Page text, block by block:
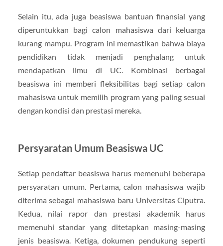
Selain itu, ada juga beasiswa bantuan finansial yang
diperuntukkan bagi calon mahasiswa dari keluarga
kurang mampu. Program ini memastikan bahwa biaya
pendidikan tidak menjadi penghalang untuk
mendapatkan ilmu di UC. Kombinasi berbagai
beasiswa ini memberi fleksibilitas bagi setiap calon
mahasiswa untuk memilih program yang paling sesuai
dengan kondisi dan prestasi mereka.
Persyaratan Umum Beasiswa UC
Setiap pendaftar beasiswa harus memenuhi beberapa
persyaratan umum. Pertama, calon mahasiswa wajib
diterima sebagai mahasiswa baru Universitas Ciputra.
Kedua, nilai rapor dan prestasi akademik harus
memenuhi standar yang ditetapkan masing-masing
jenis beasiswa. Ketiga, dokumen pendukung seperti